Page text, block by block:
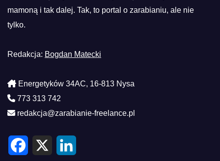
mamoną i tak dalej. Tak, to portal o zarabianiu, ale nie
tylko.
Redakcja: Bogdan Matecki
Energetyków 34AC, 16-813 Nysa
773 313 742
redakcja@zarabianie-freelance.pl
F
X